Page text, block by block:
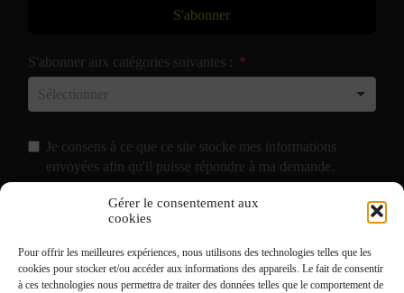
Gérer le consentement aux
cookies
Pour offrir les meilleures expériences, nous utilisons des technologies telles que les
cookies pour stocker et/ou accéder aux informations des appareils. Le fait de consentir
à ces technologies nous permettra de traiter des données telles que le comportement de
S'abonner
S'abonner aux catégories suivantes :
Je consens à ce que ce site stocke mes informations
envoyées afin qu'il puisse répondre à ma demande.
J'accepte de recevoir vos e-mails et confirme avoir pris
Mentions Légales.